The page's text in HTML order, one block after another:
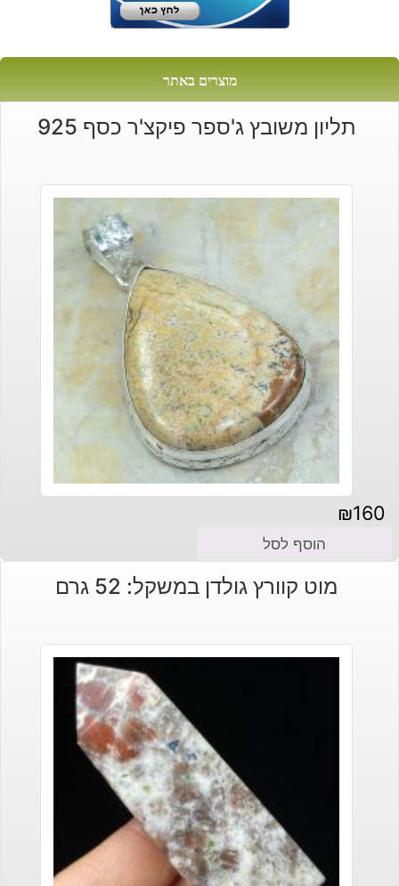
מוצרים באתר
תליון משובץ ג'ספר פיקצ'ר כסף 925
₪160
הוסף לסל
מוט קוורץ גולדן במשקל: 52 גרם